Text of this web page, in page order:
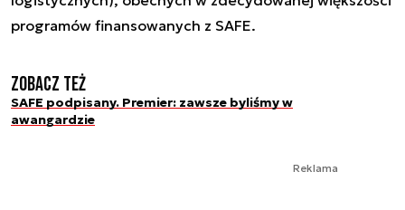
programów finansowanych z SAFE.
Zobacz też
SAFE podpisany. Premier: zawsze byliśmy w
awangardzie
Reklama